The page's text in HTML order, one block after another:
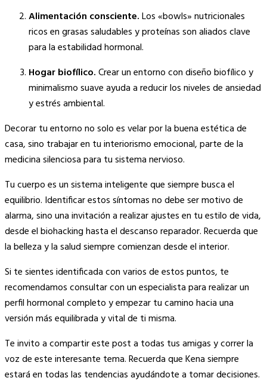
Alimentación consciente.Los «bowls» nutricionales
ricos en grasas saludables y proteínas son aliados clave
para la estabilidad hormonal.
Hogar biofílico.Crear un entorno con diseño biofílico y
minimalismo suave ayuda a reducir los niveles de ansiedad
y estrés ambiental.
Decorar tu entorno no solo es velar por la buena estética de
casa, sino trabajar en tu interiorismo emocional, parte de la
medicina silenciosa para tu sistema nervioso.
Tu cuerpo es un sistema inteligente que siempre busca el
equilibrio. Identificar estos síntomas no debe ser motivo de
alarma, sino una invitación a realizar ajustes en tu estilo de vida,
desde el biohacking hasta el descanso reparador. Recuerda que
la belleza y la salud siempre comienzan desde el interior.
Si te sientes identificada con varios de estos puntos, te
recomendamos consultar con un especialista para realizar un
perfil hormonal completo y empezar tu camino hacia una
versión más equilibrada y vital de ti misma.
Te invito a compartir este post a todas tus amigas y correr la
voz de este interesante tema. Recuerda que Kena siempre
estará en todas las tendencias ayudándote a tomar decisiones.